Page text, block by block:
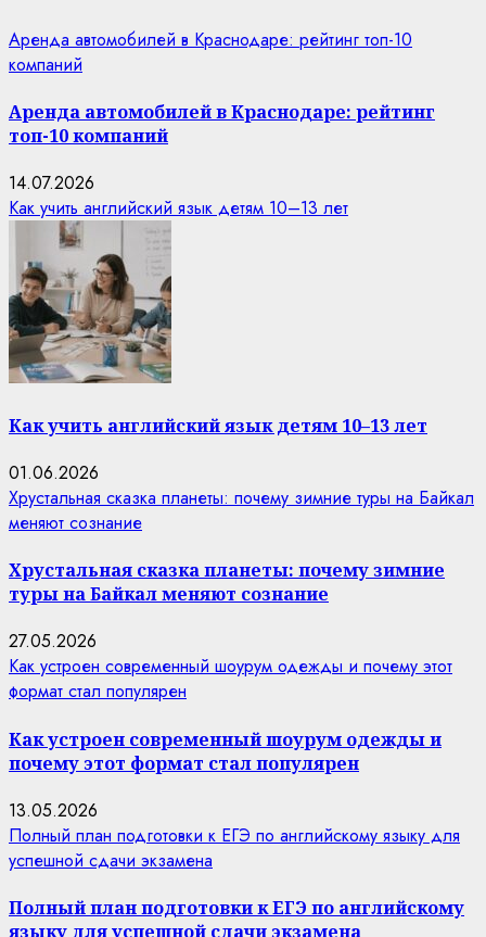
Аренда автомобилей в Краснодаре: рейтинг топ-10
компаний
Аренда автомобилей в Краснодаре: рейтинг
топ-10 компаний
14.07.2026
Как учить английский язык детям 10–13 лет
Как учить английский язык детям 10–13 лет
01.06.2026
Хрустальная сказка планеты: почему зимние туры на Байкал
меняют сознание
Хрустальная сказка планеты: почему зимние
туры на Байкал меняют сознание
27.05.2026
Как устроен современный шоурум одежды и почему этот
формат стал популярен
Как устроен современный шоурум одежды и
почему этот формат стал популярен
13.05.2026
Полный план подготовки к ЕГЭ по английскому языку для
успешной сдачи экзамена
Полный план подготовки к ЕГЭ по английскому
языку для успешной сдачи экзамена